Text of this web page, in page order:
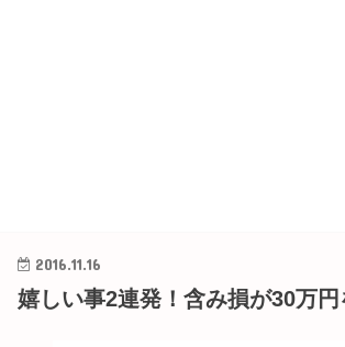
2016.11.16
嬉しい事2連発！含み損が30万円